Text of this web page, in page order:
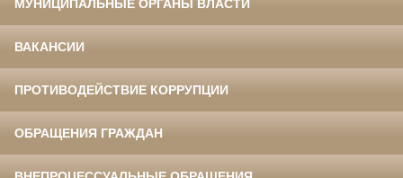
МУНИЦИПАЛЬНЫЕ ОРГАНЫ ВЛАСТИ
ВАКАНСИИ
ПРОТИВОДЕЙСТВИЕ КОРРУПЦИИ
ОБРАЩЕНИЯ ГРАЖДАН